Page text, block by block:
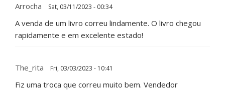
Arrocha Sat, 03/11/2023 - 00:34
A venda de um livro correu lindamente. O livro chegou
rapidamente e em excelente estado!
The_rita Fri, 03/03/2023 - 10:41
Fiz uma troca que correu muito bem. Vendedor